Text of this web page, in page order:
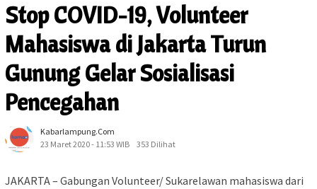
Stop COVID-19, Volunteer
Mahasiswa di Jakarta Turun
Gunung Gelar Sosialisasi
Pencegahan
Kabarlampung.com
23 Maret 2020 - 11:53 WIB
353 Dilihat
JAKARTA – Gabungan Volunteer/ Sukarelawan mahasiswa dari